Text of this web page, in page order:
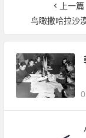
上一篇
鸟瞰撒哈拉沙